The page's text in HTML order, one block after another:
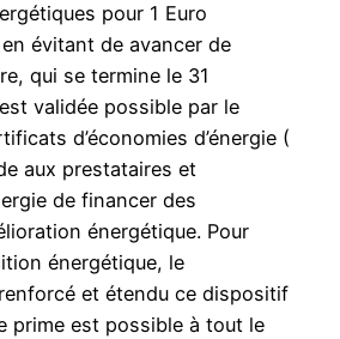
pour 1 Euro
évitant de avancer de
qui se termine le 31
validée possible par le
d’économies d’énergie (
aux prestataires et
de financer des
énergétique. Pour
énergétique, le
et étendu ce dispositif
prime est possible à tout le